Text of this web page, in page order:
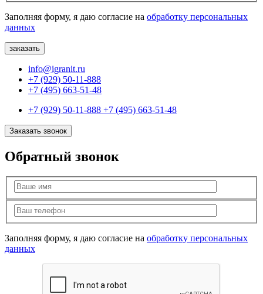
Заполняя форму, я даю согласие на обработку персональных
данных
info@igranit.ru
+7 (929) 50-11-888
+7 (495) 663-51-48
+7 (929) 50-11-888 +7 (495) 663-51-48
Заказать звонок
Обратный звонок
Заполняя форму, я даю согласие на обработку персональных
данных